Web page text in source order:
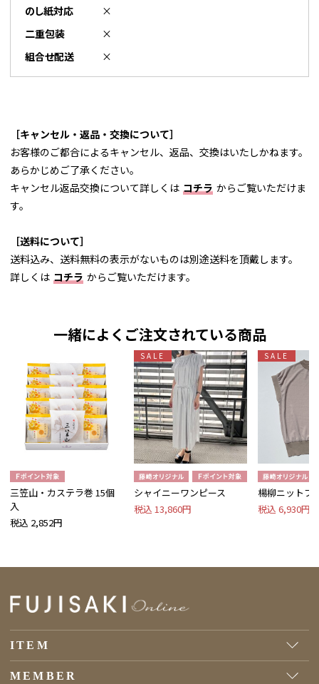
のし紙対応
×
二重包装
×
組合せ配送
×
［キャンセル・返品・交換について］
お客様のご都合によるキャンセル、返品、交換はいたしかねます。
あらかじめご了承ください。
キャンセル返品交換について詳しくは コチラ からご覧いただけま
す。
［送料について］
送料込み、送料無料の表示がないものは別途送料を頂戴します。
詳しくは コチラ からご覧いただけます。
一緒によくご注文されている商品
三笠山・カステラ巻 15個
入
税込 2,852円
SALE
シャイニーワンピース
税込 13,860円
SALE
楊柳ニットプ
税込 6,930円
ITEM
MEMBER